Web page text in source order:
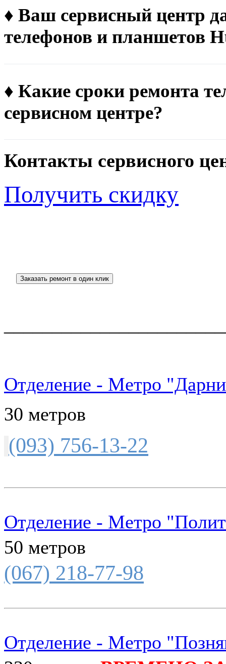
♦ Ваш сервисный центр
телефонов и планшетов
♦ Какие сроки ремонта
сервисном центре?
Контакты сервисного
Получить скидку
Отделение - Метро
30 метров
(093) 756-13-22
Отделение - Метро
50 метров
(067) 218-77-98
Отделение - Метро